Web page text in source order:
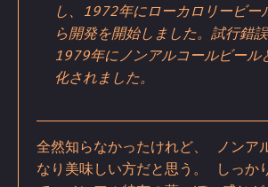
し、1972年にローカロリービー
ら開発を開始しました。試行錯誤
1979年にノンアルコールビール
化されました。
全然知らなかったけれど、 ノンア
なり美味しい方だと思う。 しっか